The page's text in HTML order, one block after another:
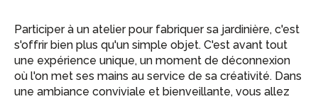
Participer à un atelier pour fabriquer sa jardinière, c'est
s'offrir bien plus qu'un simple objet. C'est avant tout
une expérience unique, un moment de déconnexion
où l'on met ses mains au service de sa créativité. Dans
une ambiance conviviale et bienveillante, vous allez